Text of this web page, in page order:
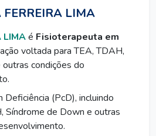
LIMA
LIMAé Fisioterapeuta em
voltada para TEA, TDAH,
condições do
(PcD), incluindo
Síndrome de Down e outras